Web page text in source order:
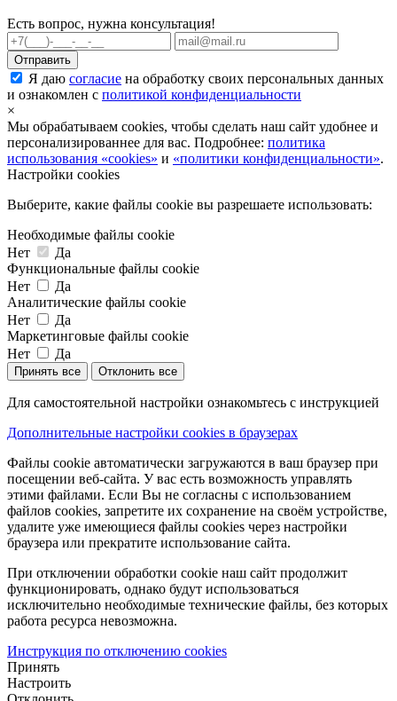
Есть вопрос, нужна консультация!
Я даю согласие на обработку своих персональных данных
и ознакомлен с политикой конфиденциальности
×
Мы обрабатываем cookies, чтобы сделать наш сайт удобнее и
персонализированнее для вас. Подробнее: политика
использования «cookies» и «политики конфиденциальности».
Настройки cookies
Выберите, какие файлы cookie вы разрешаете использовать:
Необходимые файлы cookie
Нет
Да
Функциональные файлы cookie
Нет
Да
Аналитические файлы cookie
Нет
Да
Маркетинговые файлы cookie
Нет
Да
Принять все Отклонить все
Для самостоятельной настройки ознакомьтесь с инструкцией
Дополнительные настройки cookies в браузерах
Файлы cookie автоматически загружаются в ваш браузер при
посещении веб-сайта. У вас есть возможность управлять
этими файлами. Если Вы не согласны с использованием
файлов cookies, запретите их сохранение на своём устройстве,
удалите уже имеющиеся файлы cookies через настройки
браузера или прекратите использование сайта.
При отключении обработки cookie наш сайт продолжит
функционировать, однако будут использоваться
исключительно необходимые технические файлы, без которых
работа ресурса невозможна.
Инструкция по отключению cookies
Принять
Настроить